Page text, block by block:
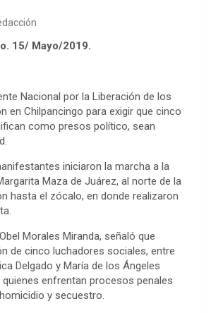
15/ Mayo/2019.
Nacional por la Liberación de los
en Chilpancingo para exigir que cinco
como presos político, sean
iniciaron la marcha a la
Maza de Juárez, al norte de la
hasta el zócalo, en donde realizaron
Morales Miranda, señaló que
de cinco luchadores sociales, entre
Delgado y María de los Ángeles
quienes enfrentan procesos penales
y secuestro.